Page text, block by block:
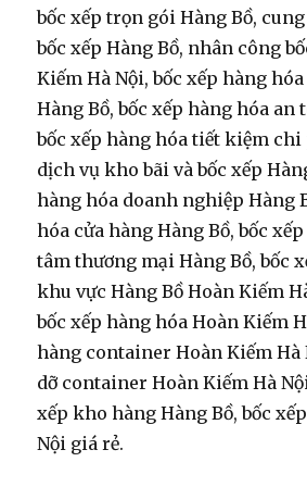
bốc xếp trọn gói Hàng Bồ,
bốc xếp Hàng Bồ, nhân công
Kiếm Hà Nội, bốc xếp hàng
Hàng Bồ, bốc xếp hàng hóa an
bốc xếp hàng hóa tiết kiệm chi
dịch vụ kho bãi và bốc xếp
hàng hóa doanh nghiệp Hàng
hóa cửa hàng Hàng Bồ, bốc
tâm thương mại Hàng Bồ, bốc
khu vực Hàng Bồ Hoàn Kiếm
bốc xếp hàng hóa Hoàn Kiếm
hàng container Hoàn Kiếm Hà
dỡ container Hoàn Kiếm Hà
xếp kho hàng Hàng Bồ, bốc
Nội giá rẻ.